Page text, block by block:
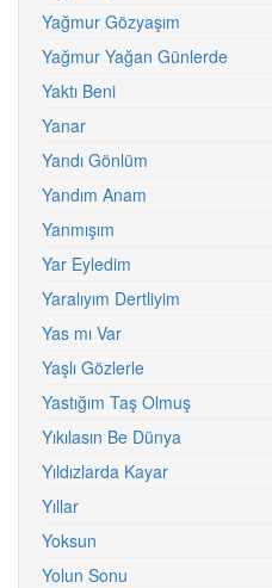
Yağmur Gözyaşım
Yağmur Yağan Günlerde
Yaktı Beni
Yanar
Yandı Gönlüm
Yandım Anam
Yanmışım
Yar Eyledim
Yaralıyım Dertliyim
Yas mı Var
Yaşlı Gözlerle
Yastığım Taş Olmuş
Yıkılasın Be Dünya
Yıldızlarda Kayar
Yıllar
Yoksun
Yolun Sonu